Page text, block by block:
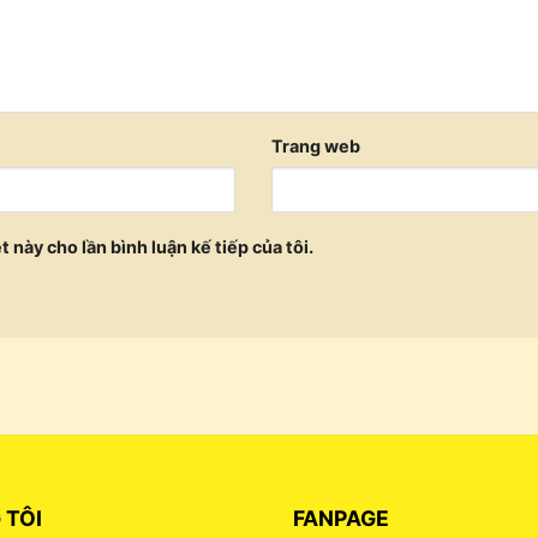
Trang web
cho lần bình luận kế tiếp của tôi.
TÔI FANPAGE